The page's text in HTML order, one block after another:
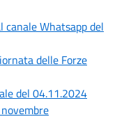
Whatsapp del
delle Forze
del 04.11.2024